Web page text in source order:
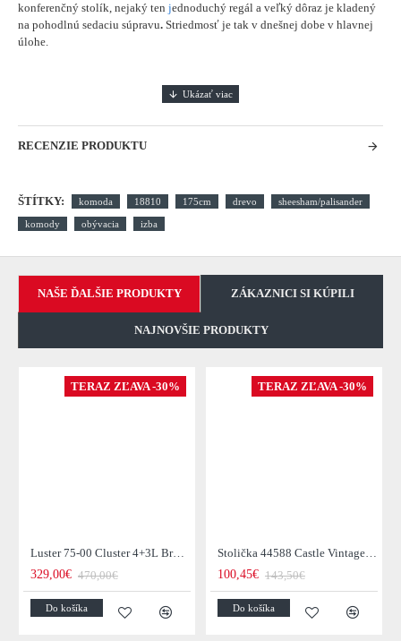
konferenčný stolík, nejaký ten jednoduchý regál a veľký dôraz je kladený
na pohodlnú sedaciu súpravu. Striedmosť je tak v dnešnej dobe v hlavnej
úlohe.
RECENZIE PRODUKTU
ŠTÍTKY: komoda 18810 175cm drevo sheesham/palisander
komody obývacia izba
NAŠE ĎALŠIE PRODUKTY ZÁKAZNICI SI KÚPILI
NAJNOVŠIE PRODUKTY
TERAZ ZĽAVA -30%
Luster 75-00 Cluster 4+3L Brown + Jantar Glass
329,00€ 470,00€
Do košíka
TERAZ ZĽAVA -30%
Stolička 44588 Castle Vintage Black
100,45€ 143,50€
Do košíka